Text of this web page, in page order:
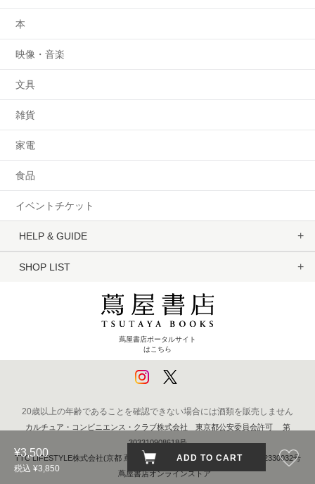
¥3,500
税込 ¥3,850
ADD TO CART
本
映像・音楽
文具
雑貨
家電
食品
イベントチケット
HELP & GUIDE
SHOP LIST
蔦屋書店ポータルサイト
はこちら
20歳以上の年齢であることを確認できない場合には酒類を販売しません
カルチュア・コンビニエンス・クラブ株式会社 東京都公安委員会許可 第
303310908618号
TTC LIFESTYLE株式会社(京都 蔦屋書店) 京都府公安委員会 第611262330032号
蔦屋書店オンラインストア